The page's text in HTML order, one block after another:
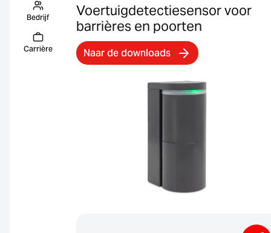
Bedrijf
Carrière
Voertuigdetectiesensor voor
barrières en poorten
Naar de downloads